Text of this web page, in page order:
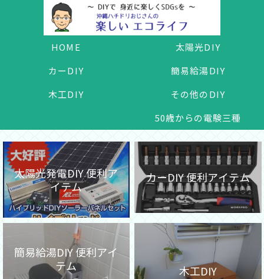
HOME
太陽光DIY
カーDIY
簡易給湯DIY
木工DIY
その他のDIY
50歳からの電験三種
太陽光発電DIY 便利ア
イテム
カーDIY 便利アイテム
簡易給湯DIY 便利アイ
テム
木工DIY